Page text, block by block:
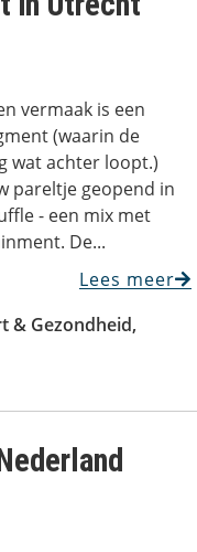
vermaak is een
(waarin de
wat achter loopt.)
pareltje geopend in
- een mix met
De...
Lees meer
& Gezondheid,